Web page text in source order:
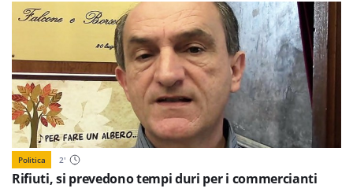
Politica 2'
Rifiuti, si prevedono tempi duri per i commercianti